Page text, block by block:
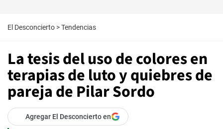
El Desconcierto >Tendencias
La tesis del uso de colores en
terapias de luto y quiebres de
pareja de Pilar Sordo
Agregar El Desconcierto en